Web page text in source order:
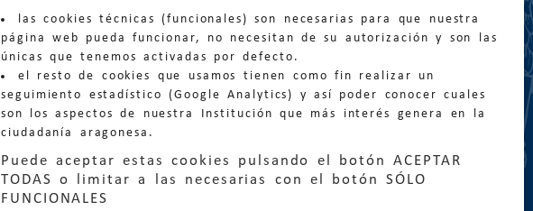
las cookies técnicas (funcionales) son necesarias para que nuestra
página web pueda funcionar, no necesitan de su autorización y son las
únicas que tenemos activadas por defecto.
el resto de cookies que usamos tienen como fin realizar un
seguimiento estadístico (Google Analytics) y así poder conocer cuales
son los aspectos de nuestra Institución que más interés genera en la
ciudadanía aragonesa.
Puede aceptar estas cookies pulsando el botón ACEPTAR
TODAS o limitar a las necesarias con el botón SÓLO
FUNCIONALES
Información general:
informacion@eljusticiadearagon.es
Teléfonos: 900 210 210/ 976 399 354